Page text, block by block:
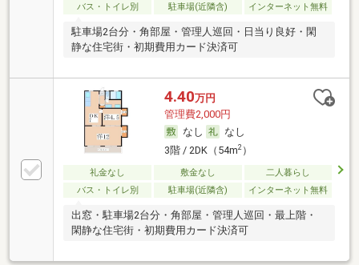
バス・トイレ別
駐車場(近隣含) インターネット無料
駐車場2台分・角部屋・管理人巡回・日当り良好・閑
静な住宅街・初期費用カード決済可
4.40万円
管理費2,000円
なし
なし
3階 / 2DK（54m2）
礼金なし 敷金なし
二人暮らし
バス・トイレ別
駐車場(近隣含) インターネット無料
出窓・駐車場2台分・角部屋・管理人巡回・最上階・
閑静な住宅街・初期費用カード決済可